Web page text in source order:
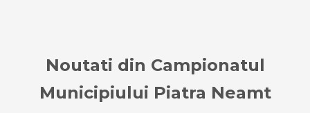
Noutati din Campionatul
Municipiului Piatra Neamt